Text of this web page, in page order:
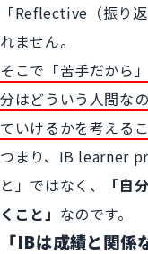
「Reflective（振り
れません。
そこで「苦手だから
分はどういう人間な
ていけるかを考える
つまり、IB learner
と」ではなく、
「自
くこと」 なのです。
「IBは成績と関係